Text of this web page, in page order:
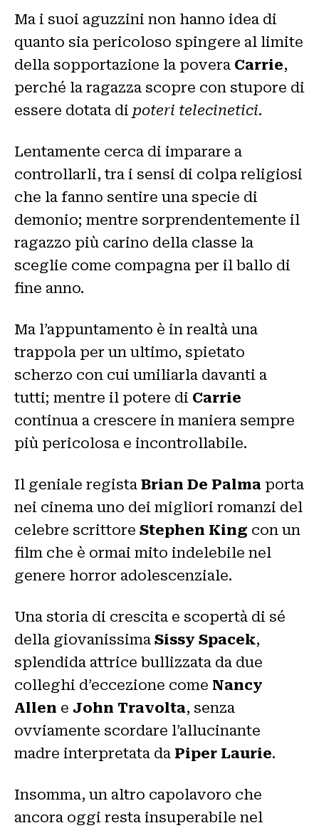
Ma i suoi aguzzini non hanno idea di
quanto sia pericoloso spingere al limite
della sopportazione la povera Carrie,
perché la ragazza scopre con stupore di
essere dotata di poteri telecinetici.
Lentamente cerca di imparare a
controllarli, tra i sensi di colpa religiosi
che la fanno sentire una specie di
demonio; mentre sorprendentemente il
ragazzo più carino della classe la
sceglie come compagna per il ballo di
fine anno.
Ma l’appuntamento è in realtà una
trappola per un ultimo, spietato
scherzo con cui umiliarla davanti a
tutti; mentre il potere di Carrie
continua a crescere in maniera sempre
più pericolosa e incontrollabile.
Il geniale regista Brian De Palma porta
nei cinema uno dei migliori romanzi del
celebre scrittore Stephen King con un
film che è ormai mito indelebile nel
genere horror adolescenziale.
Una storia di crescita e scopertà di sé
della giovanissima Sissy Spacek,
splendida attrice bullizzata da due
colleghi d’eccezione come Nancy
Allen e John Travolta, senza
ovviamente scordare l’allucinante
madre interpretata da Piper Laurie.
Insomma, un altro capolavoro che
ancora oggi resta insuperabile nel